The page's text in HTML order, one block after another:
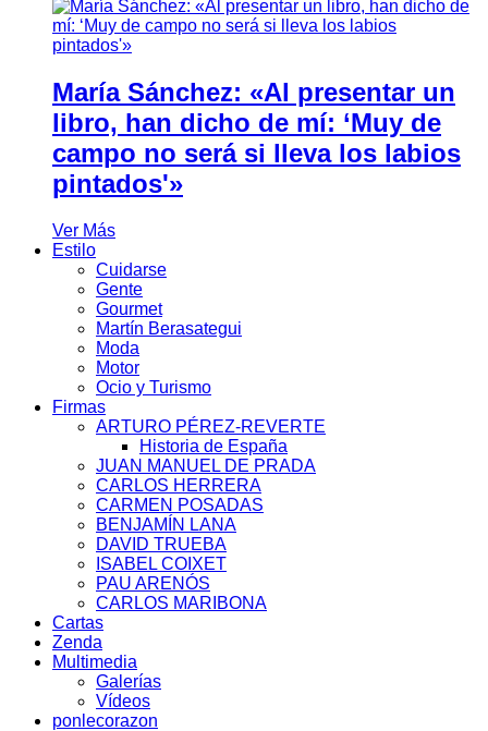
María Sánchez: «Al presentar un
libro, han dicho de mí: ‘Muy de
campo no será si lleva los labios
pintados'»
Ver Más
Estilo
Cuidarse
Gente
Gourmet
Martín Berasategui
Moda
Motor
Ocio y Turismo
Firmas
ARTURO PÉREZ-REVERTE
Historia de España
JUAN MANUEL DE PRADA
CARLOS HERRERA
CARMEN POSADAS
BENJAMÍN LANA
DAVID TRUEBA
ISABEL COIXET
PAU ARENÓS
CARLOS MARIBONA
Cartas
Zenda
Multimedia
Galerías
Vídeos
ponlecorazon